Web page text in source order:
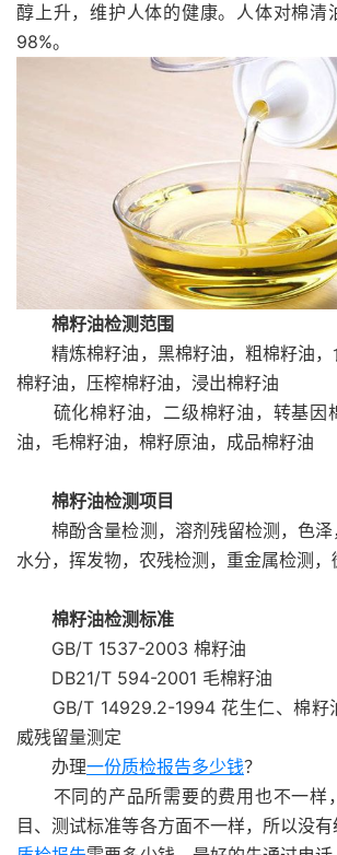
醇上升，维护人体的健康。人体对棉清
98%。
棉籽油检测范围
精炼棉籽油，黑棉籽油，粗棉籽油，
棉籽油，压榨棉籽油，浸出棉籽油
硫化棉籽油，二级棉籽油，转基因
油，毛棉籽油，棉籽原油，成品棉籽油
棉籽油检测项目
棉酚含量检测，溶剂残留检测，色泽
水分，挥发物，农残检测，重金属检测
棉籽油检测标准
GB/T 1537-2003 棉籽油
DB21/T 594-2001 毛棉籽油
GB/T 14929.2-1994 花生仁、棉籽
威残留量测定
办理一份质检报告多少钱？
不同的产品所需要的费用也不一样
目、测试标准等各方面不一样，所以没